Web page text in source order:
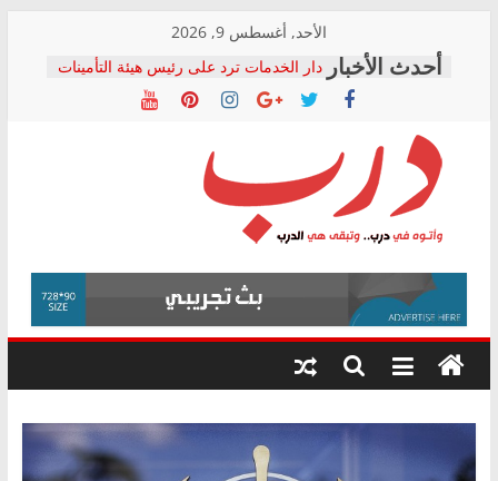
content
الأحد, أغسطس 9, 2026
دار الخدمات ترد على رئيس هيئة التأمينات
بعد مؤتمره الصحفي: إنكار الأزمة لا ينهي
معاناة أصحاب المعاشات.. ونطالب بكشف
فرحات سليمان يكتب: القطاع الصحي إلى
أين؟
حزب التحالف الشعبي يطلق لجنة “الحق
في الصحة” بالإسكندرية لرصد الانتهاكات
ودعم المرضى
الوزاري لمدينة الصحفيين.. وانتهاء أعمال
إنشاء المبنى الإداري
المجلس القومي لحقوق الإنسان يعلن
متابعة قضية الدكتور محمد زهران.. ويؤكد:
قرينة البراءة وضمانات المحاكمة العادلة
درب
وأتوه
درب..
وتبقى
هي